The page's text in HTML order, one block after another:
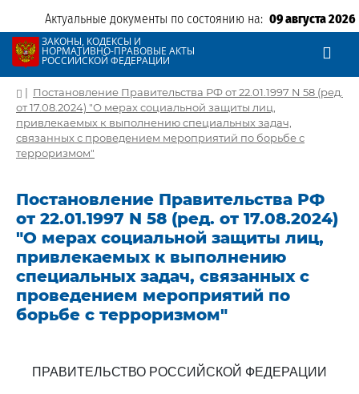
Актуальные документы по состоянию на: 09 августа 2026
ЗАКОНЫ, КОДЕКСЫ И
НОРМАТИВНО-ПРАВОВЫЕ АКТЫ
РОССИЙСКОЙ ФЕДЕРАЦИИ
| Постановление Правительства РФ от 22.01.1997 N 58 (ред.
от 17.08.2024) "О мерах социальной защиты лиц,
привлекаемых к выполнению специальных задач,
связанных с проведением мероприятий по борьбе с
терроризмом"
Постановление Правительства РФ
от 22.01.1997 N 58 (ред. от 17.08.2024)
"О мерах социальной защиты лиц,
привлекаемых к выполнению
специальных задач, связанных с
проведением мероприятий по
борьбе с терроризмом"
ПРАВИТЕЛЬСТВО РОССИЙСКОЙ ФЕДЕРАЦИИ